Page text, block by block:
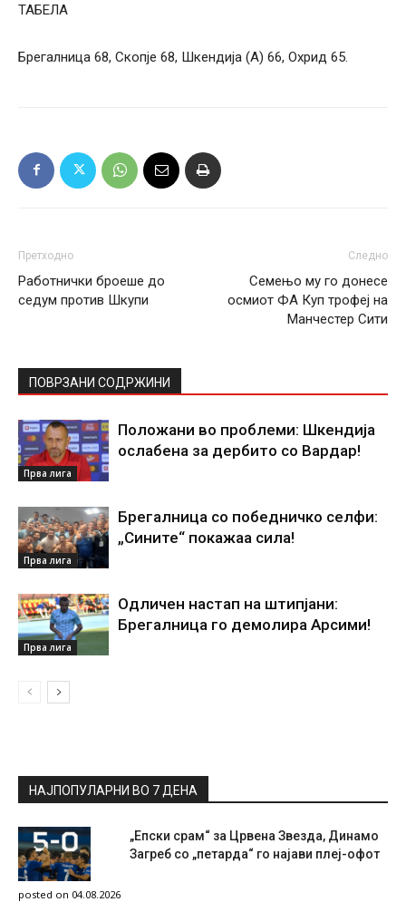
ТАБЕЛА
Брегалница 68, Скопје 68, Шкендија (А) 66, Охрид 65.
Претходно
Работнички броеше до
седум против Шкупи
Следно
Семењо му го донесе
осмиот ФА Куп трофеј на
Манчестер Сити
ПОВРЗАНИ СОДРЖИНИ
Прва лига
Положани во проблеми: Шкендија
ослабена за дербито со Вардар!
Прва лига
Брегалница со победничко селфи:
„Сините“ покажаа сила!
Прва лига
Одличен настап на штипјани:
Брегалница го демолира Арсими!
НАЈПОПУЛАРНИ ВО 7 ДЕНА
„Епски срам“ за Црвена Звезда, Динамо
Загреб со „петарда“ го најави плеј-офот
posted on 04.08.2026